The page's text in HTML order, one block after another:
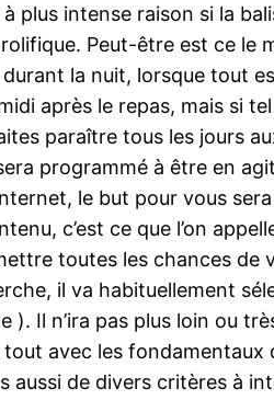
plus intense raison si la
Peut-être est ce le
la nuit, lorsque tout
après le repas, mais si
paraître tous les jours
programmé à être en
le but pour vous
c’est ce que l’on
toutes les chances
il va habituellement
). Il n’ira pas plus loin ou
avec les
aussi de divers critères à